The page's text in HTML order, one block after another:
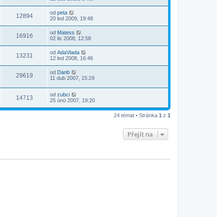
12894 od peta
20 led 2009, 19:48
16916 od Matess
02 lis 2008, 12:58
13231 od AdaVlada
12 led 2008, 16:46
29619 od Danb
11 dub 2007, 15:29
14713 od zubci
25 úno 2007, 19:20
24 témat • Stránka 1 z 1
Přejít na